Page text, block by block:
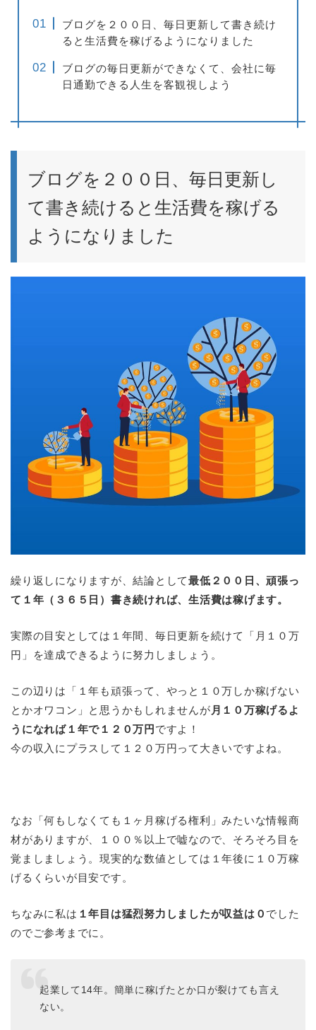
ブログを２００日、毎日更新して書き続け
ると生活費を稼げるようになりました
ブログの毎日更新ができなくて、会社に毎
日通勤できる人生を客観視しよう
ブログを２００日、毎日更新し
て書き続けると生活費を稼げる
ようになりました
繰り返しになりますが、結論として最低２００日、頑張っ
て１年（３６５日）書き続ければ、生活費は稼げます。
実際の目安としては１年間、毎日更新を続けて「月１０万
円」を達成できるように努力しましょう。
この辺りは「１年も頑張って、やっと１０万しか稼げない
とかオワコン」と思うかもしれませんが 月１０万稼げるよ
うになれば１年で１２０万円 ですよ！
今の収入にプラスして１２０万円って大きいですよね。
なお「何もしなくても１ヶ月稼げる権利」みたいな情報商
材がありますが、１００％以上で嘘なので、そろそろ目を
覚ましましょう。現実的な数値としては１年後に１０万稼
げるくらいが目安です。
ちなみに私は １年目は猛烈努力しましたが収益は０ でした
のでご参考までに。
起業して14年。簡単に稼げたとか口が裂けても言え
ない。